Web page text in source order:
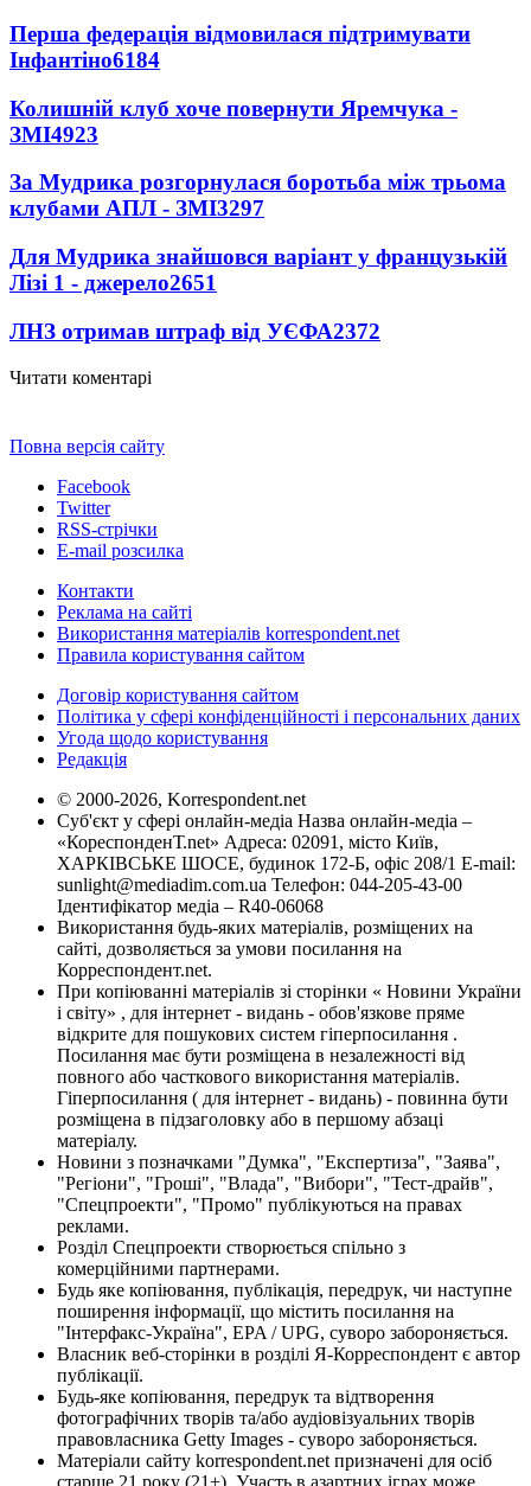
Перша федерація відмовилася підтримувати
Інфантіно6184
Колишній клуб хоче повернути Яремчука -
ЗМІ4923
За Мудрика розгорнулася боротьба між трьома
клубами АПЛ - ЗМІ3297
Для Мудрика знайшовся варіант у французькій
Лізі 1 - джерело2651
ЛНЗ отримав штраф від УЄФА2372
Читати коментарі
Повна версія сайту
Facebook
Twitter
RSS-стрічки
E-mail розсилка
Контакти
Реклама на сайті
Використання матеріалів korrespondent.net
Правила користування сайтом
Договір користування сайтом
Політика у сфері конфіденційності і персональних даних
Угода щодо користування
Редакція
© 2000-2026, Korrespondent.net
Суб'єкт у сфері онлайн-медіа Назва онлайн-медіа –
«КореспонденТ.net» Адреса: 02091, місто Київ,
ХАРКІВСЬКЕ ШОСЕ, будинок 172-Б, офіс 208/1 E-mail:
sunlight@mediadim.com.ua Телефон: 044-205-43-00
Ідентифікатор медіа – R40-06068
Використання будь-яких матеріалів, розміщених на
сайті, дозволяється за умови посилання на
Корреспондент.net.
При копіюванні матеріалів зі сторінки « Новини України
і світу» , для інтернет - видань - обов'язкове пряме
відкрите для пошукових систем гіперпосилання .
Посилання має бути розміщена в незалежності від
повного або часткового використання матеріалів.
Гіперпосилання ( для інтернет - видань) - повинна бути
розміщена в підзаголовку або в першому абзаці
матеріалу.
Новини з позначками "Думка", "Експертиза", "Заява",
"Регіони", "Гроші", "Влада", "Вибори", "Тест-драйв",
"Спецпроекти", "Промо" публікуються на правах
реклами.
Розділ Спецпроекти створюється спільно з
комерційними партнерами.
Будь яке копіювання, публікація, передрук, чи наступне
поширення інформації, що містить посилання на
"Інтерфакс-Україна", EPA / UPG, суворо забороняється.
Власник веб-сторінки в розділі Я-Корреспондент є автор
публікації.
Будь-яке копіювання, передрук та відтворення
фотографічних творів та/або аудіовізуальних творів
правовласника Getty Images - суворо забороняється.
Матеріали сайту korrespondent.net призначені для осіб
старше 21 року (21+). Участь в азартних іграх може